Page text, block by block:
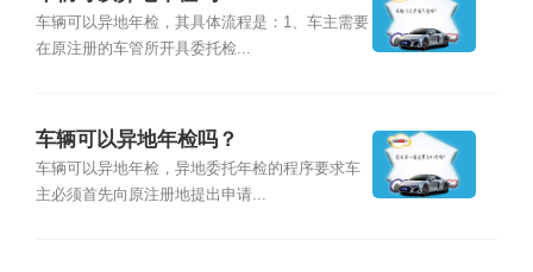
车辆可以异地年检，其具体流程是：1、车主需要
在原注册的车管所开具委托检...
车辆可以异地年检吗？
车辆可以异地年检，异地委托年检的程序要求车
主必须首先向原注册地提出申请...